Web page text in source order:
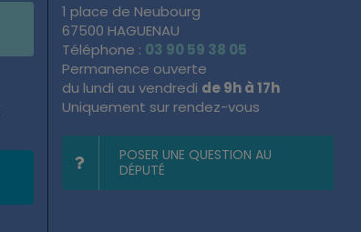
1 place de Neubourg
67500 HAGUENAU
Téléphone : 03 90 59 38 05
Permanence ouverte
du lundi au vendredi de 9h à 17h
Uniquement sur rendez-vous
POSER UNE QUESTION AU
DÉPUTÉ